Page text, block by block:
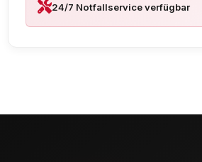
24/7 Notfallservice verfügbar